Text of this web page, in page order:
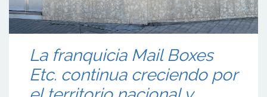
La franquicia Mail Boxes
Etc. continua creciendo por